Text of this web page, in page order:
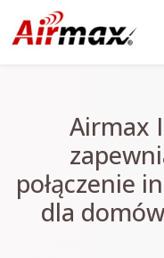
Airmax
połączenie
dla